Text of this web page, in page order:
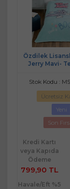
Özdilek
Jerry Mavi-
Stok Kodu :
Ücretsiz
Yeni
Son
Kredi Kartı
veya Kapıda
Ödeme
799,90 TL
Havale/Eft %5